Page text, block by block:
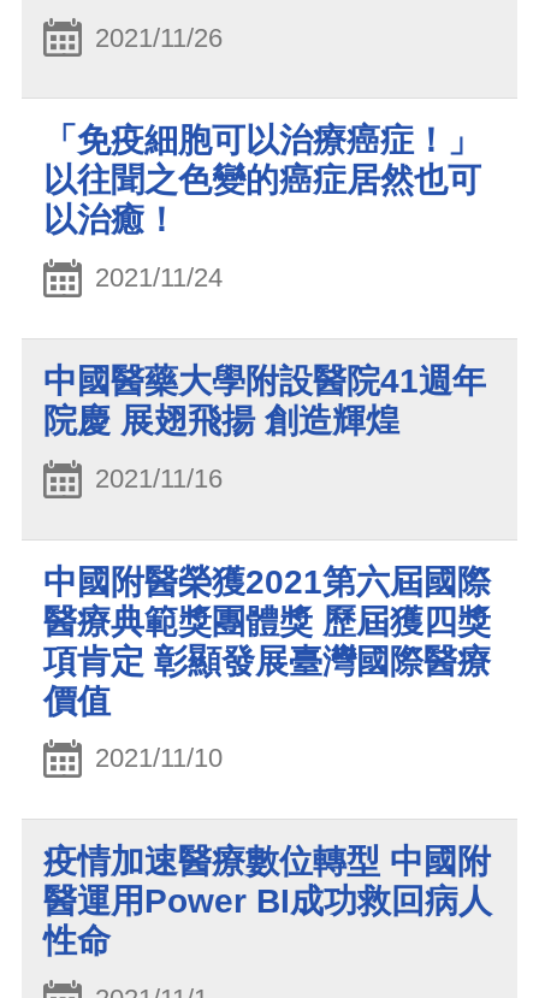
2021/11/26
「免疫細胞可以治療癌症！」
以往聞之色變的癌症居然也可
以治癒！
2021/11/24
中國醫藥大學附設醫院41週年
院慶 展翅飛揚 創造輝煌
2021/11/16
中國附醫榮獲2021第六屆國際
醫療典範獎團體獎 歷屆獲四獎
項肯定 彰顯發展臺灣國際醫療
價值
2021/11/10
疫情加速醫療數位轉型 中國附
醫運用Power BI成功救回病人
性命